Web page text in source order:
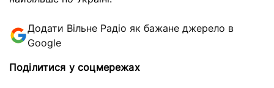
Додати Вільне Радіо як бажане джерело в
Google
Поділитися у соцмережах